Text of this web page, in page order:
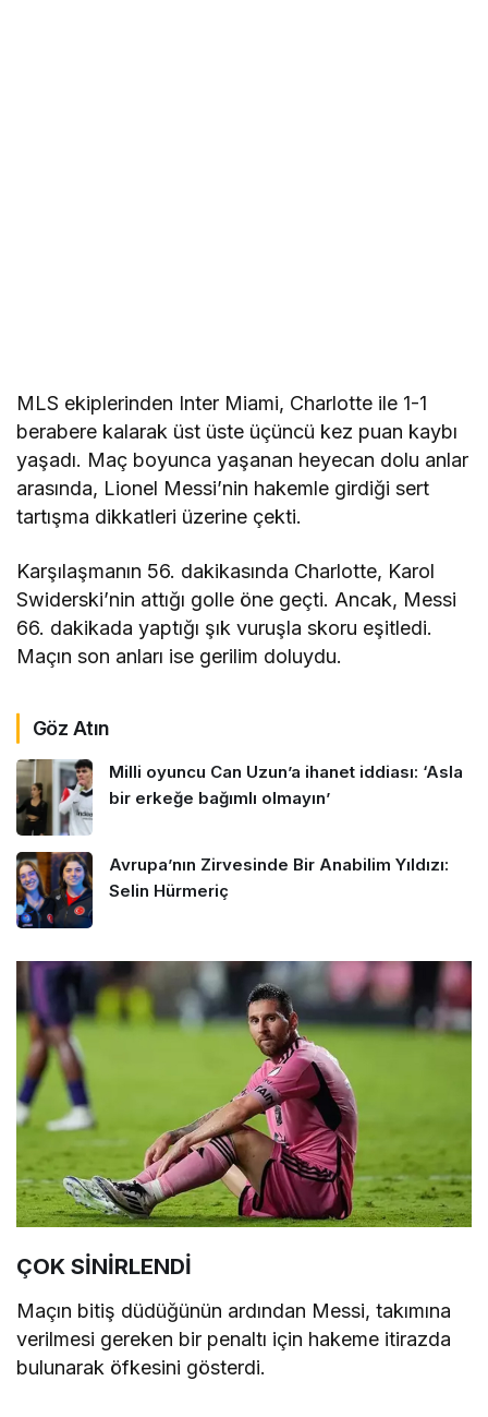
MLS ekiplerinden Inter Miami, Charlotte ile 1-1
berabere kalarak üst üste üçüncü kez puan kaybı
yaşadı. Maç boyunca yaşanan heyecan dolu anlar
arasında, Lionel Messi’nin hakemle girdiği sert
tartışma dikkatleri üzerine çekti.
Karşılaşmanın 56. dakikasında Charlotte, Karol
Swiderski’nin attığı golle öne geçti. Ancak, Messi
66. dakikada yaptığı şık vuruşla skoru eşitledi.
Maçın son anları ise gerilim doluydu.
Göz Atın
Milli oyuncu Can Uzun’a ihanet iddiası: ‘Asla
bir erkeğe bağımlı olmayın’
Avrupa’nın Zirvesinde Bir Anabilim Yıldızı:
Selin Hürmeriç
ÇOK SİNİRLENDİ
Maçın bitiş düdüğünün ardından Messi, takımına
verilmesi gereken bir penaltı için hakeme itirazda
bulunarak öfkesini gösterdi.